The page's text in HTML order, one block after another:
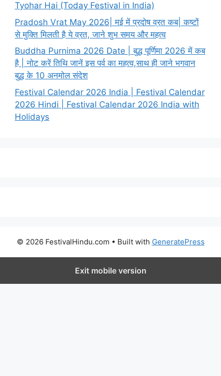
Tyohar Hai (Today Festival in India)
Pradosh Vrat May 2026| मई में प्रदोष व्रत कब| कष्टों
से मुक्ति मिलती है ये व्रत, जाने शुभ समय और महत्व
Buddha Purnima 2026 Date | बुद्ध पूर्णिमा 2026 में कब
है | नोट करें तिथि जानें इस पर्व का महत्व,साथ ही जाने भगवान
बुद्ध के 10 अनमोल संदेश
Festival Calendar 2026 India | Festival Calendar
2026 Hindi | Festival Calendar 2026 India with
Holidays
© 2026 FestivalHindu.com • Built with GeneratePress
Exit mobile version